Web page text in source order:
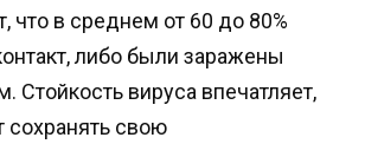
что в среднем от 60 до 80%
либо были заражены
Стойкость вируса впечатляет,
свою